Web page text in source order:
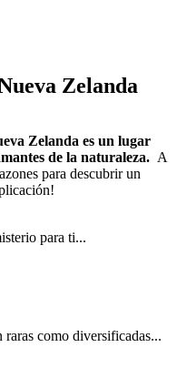
Zelanda
Zelanda es un lugar
de la naturaleza. A
para descubrir un
para ti...
como diversificadas...